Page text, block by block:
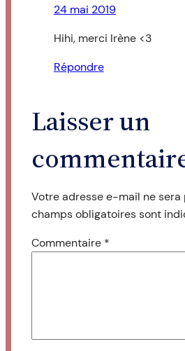
24 mai 2019
Hihi, merci Irène <3
Répondre
Laisser un
Votre adresse e-mail ne sera
champs obligatoires sont
Commentaire *